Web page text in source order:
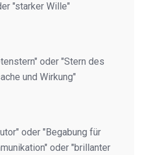
"starker Wille"
oder "Stern des
und Wirkung"
oder "Begabung für
oder "brillanter